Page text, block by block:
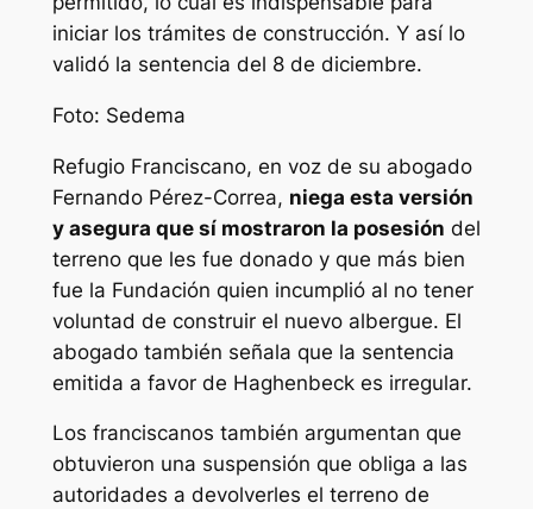
iniciar los trámites de construcción. Y así lo
validó la sentencia del 8 de diciembre.
Foto: Sedema
Refugio Franciscano, en voz de su abogado
Fernando Pérez-Correa, niega esta versión
y asegura que sí mostraron la posesión del
terreno que les fue donado y que más bien
fue la Fundación quien incumplió al no tener
voluntad de construir el nuevo albergue. El
abogado también señala que la sentencia
emitida a favor de Haghenbeck es irregular.
Los franciscanos también argumentan que
obtuvieron una suspensión que obliga a las
autoridades a devolverles el terreno de